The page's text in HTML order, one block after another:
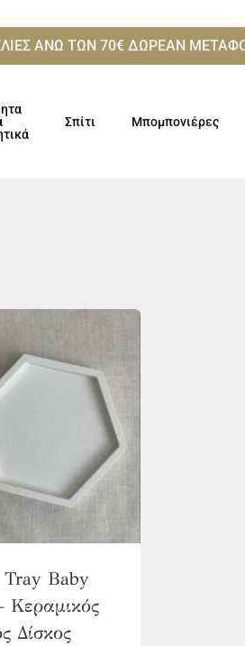
ΑΝΩ ΤΩΝ 70€ ΔΩΡΕΑΝ
Σπίτι Μπομπονιέρες
Tray Baby
Κεραμικός
Δίσκος